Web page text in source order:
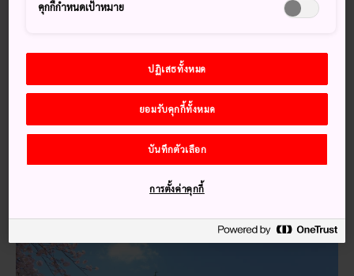
ปราสาทโอะดะวะระเป็นฐานที่ตั้งของตระกูลโฮโจ ผู้ปกครอง
ของโอะดะวะระมานานกว่า 100 ปี
ตัวตึกหลักของปราสาทถูกสร้างขึ้นใหม่ในปีค.ศ. 1960 ตาม
แผนภาพและต้นแบบจากยุคเอโดะ
คุกกี้กำหนดเป้าหมาย
ปฏิเสธทั้งหมด
ยอมรับคุกกี้ทั้งหมด
บันทึกตัวเลือก
การตั้งค่าคุกกี้